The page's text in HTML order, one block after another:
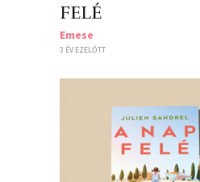
FELÉ
Emese
3 ÉV EZELŐTT